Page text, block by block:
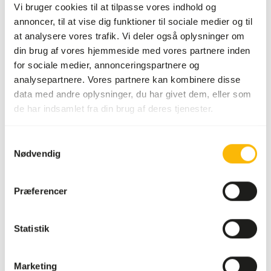
Vi bruger cookies til at tilpasse vores indhold og
annoncer, til at vise dig funktioner til sociale medier og til
at analysere vores trafik. Vi deler også oplysninger om
din brug af vores hjemmeside med vores partnere inden
for sociale medier, annonceringspartnere og
analysepartnere. Vores partnere kan kombinere disse
data med andre oplysninger, du har givet dem, eller som
de har indsamlet fra din brug af deres tjenester.
Nødvendig
Præferencer
Statistik
Marketing
Om dette produkt
Alfamix Marsvin er en komplet, rigt varieret blanding, der
Med hyben, persille, grøntsager og frugt. • For en
ekstra fibre. • Grøntsags- eller frugttilskud kan gives, men
er ikke nødvendige takket være C-vitaminet i foderet.